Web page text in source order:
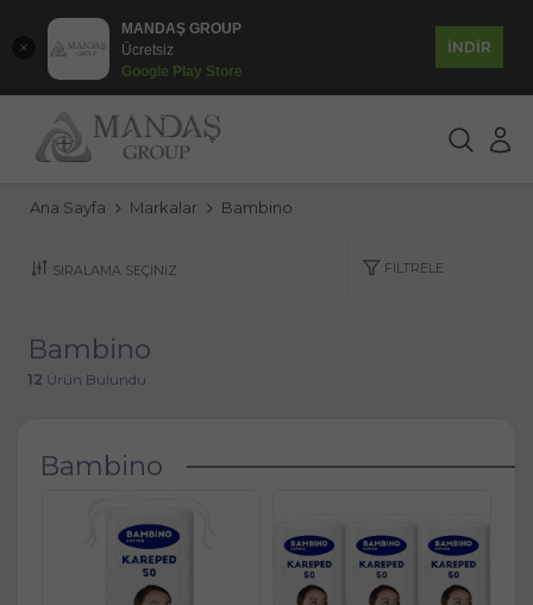
MANDAŞ GROUP
Ücretsiz
Google Play Store
İNDİR
Ana Sayfa Markalar Bambino
FILTRELE
Bambino
12 Ürün Bulundu
Bambino